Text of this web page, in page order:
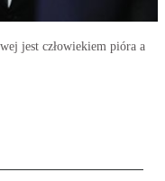
jest człowiekiem pióra a